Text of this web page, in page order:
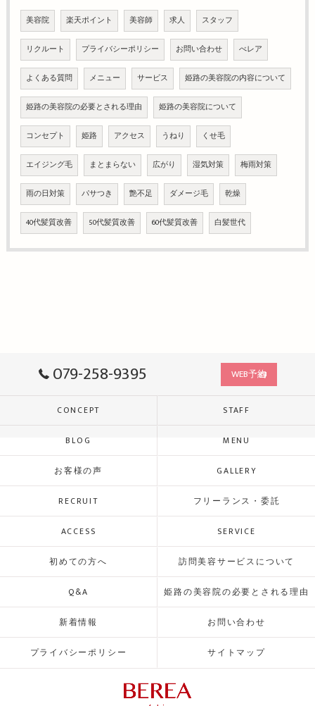
美容院 楽天ポイント 美容師 求人 スタッフ
リクルート プライバシーポリシー お問い合わせ べレア
よくある質問 メニュー サービス 姫路の美容院の内容について
姫路の美容院の必要とされる理由 姫路の美容院について
コンセプト 姫路 アクセス うねり くせ毛
エイジング毛 まとまらない 広がり 湿気対策 梅雨対策
雨の日対策 パサつき 艶不足 ダメージ毛 乾燥
40代髪質改善 50代髪質改善 60代髪質改善 白髪世代
079-258-9395 WEB予約
CONCEPT STAFF
BLOG MENU
お客様の声 GALLERY
RECRUIT フリーランス・委託
ACCESS SERVICE
初めての方へ 訪問美容サービスについて
Q&A 姫路の美容院の必要とされる理由
新着情報 お問い合わせ
プライバシーポリシー サイトマップ